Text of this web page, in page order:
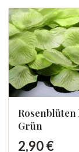
Grün
2,90 €